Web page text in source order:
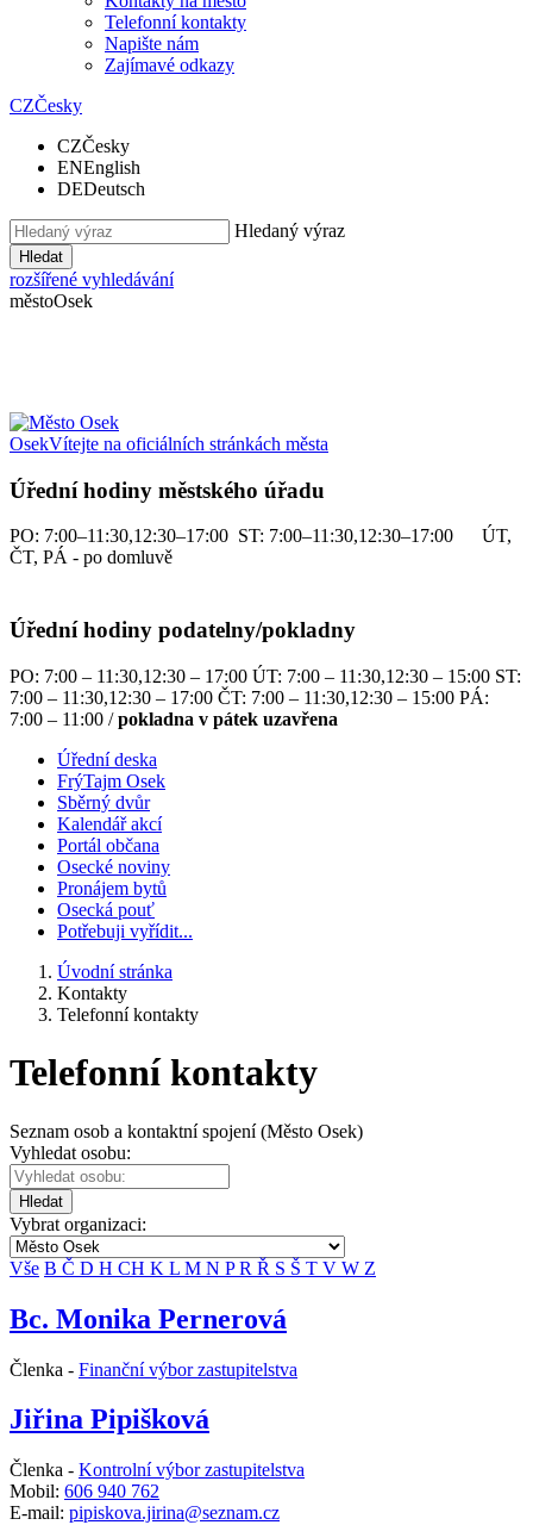
Telefonní kontakty
Napište nám
Zajímavé odkazy
CZČesky
CZČesky
ENEnglish
DEDeutsch
Hledaný výraz
Hledat
rozšířené vyhledávání
městoOsek
OsekVítejte na oficiálních stránkách města
Úřední hodiny městského úřadu
PO: 7:00–11:30,12:30–17:00 ST: 7:00–11:30,12:30–17:00 ÚT,
ČT, PÁ - po domluvě
Úřední hodiny podatelny/pokladny
PO: 7:00 – 11:30,12:30 – 17:00 ÚT: 7:00 – 11:30,12:30 – 15:00 ST:
7:00 – 11:30,12:30 – 17:00 ČT: 7:00 – 11:30,12:30 – 15:00 PÁ:
7:00 – 11:00 /pokladna v pátek uzavřena
Úřední deska
FrýTajm Osek
Sběrný dvůr
Kalendář akcí
Portál občana
Osecké noviny
Pronájem bytů
Osecká pouť
Potřebuji vyřídit...
Úvodní stránka
Kontakty
Telefonní kontakty
Telefonní kontakty
Seznam osob a kontaktní spojení (Město Osek)
Vyhledat osobu:
Hledat
Vybrat organizaci:
Vše B Č D H CH K L M N PR Ř S Š T V W Z
Bc. Monika Pernerová
Členka - Finanční výbor zastupitelstva
Jiřina Pipišková
Členka - Kontrolní výbor zastupitelstva
Mobil: 606 940 762
E-mail: pipiskova.jirina@seznam.cz